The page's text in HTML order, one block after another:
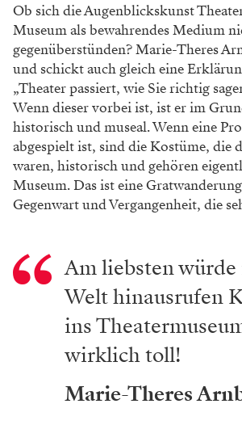
Ob sich die Augenblickskunst
Museum als bewahrendes Medium
gegenüberstünden? Marie-Theres
und schickt auch gleich eine
„Theater passiert, wie Sie richtig
Wenn dieser vorbei ist, ist er im
historisch und museal. Wenn eine
abgespielt ist, sind die Kostüme, die
waren, historisch und gehören
Museum. Das ist eine
Gegenwart und Vergangenheit, die
Am liebsten
Welt hinausrufen
ins
wirklich toll!
Marie-Theres